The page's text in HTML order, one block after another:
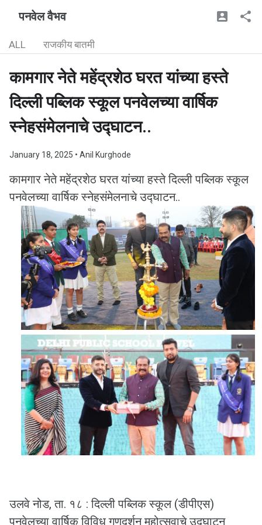
पनवेल वैभव
ALL राजकीय बातमी
कामगार नेते महेंद्रशेठ घरत यांच्या हस्ते
दिल्ली पब्लिक स्कूल पनवेलच्या वार्षिक
स्नेहसंमेलनाचे उद्घाटन..
January 18, 2025 • Anil Kurghode
कामगार नेते महेंद्रशेठ घरत यांच्या हस्ते दिल्ली पब्लिक स्कूल
पनवेलच्या वार्षिक स्नेहसंमेलनाचे उद्घाटन..
उलवे नोड, ता. १८ : दिल्ली पब्लिक स्कूल (डीपीएस)
पनवेलच्या वार्षिक विविध गुणदर्शन महोत्सवाचे उद्घाटन